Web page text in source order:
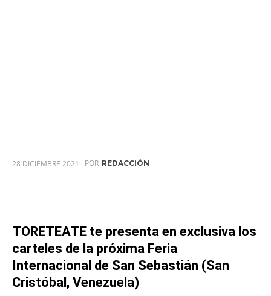
28 DICIEMBRE 2021 POR REDACCIÓN
TORETEATE te presenta en exclusiva los
carteles de la próxima Feria
Internacional de San Sebastián (San
Cristóbal, Venezuela)